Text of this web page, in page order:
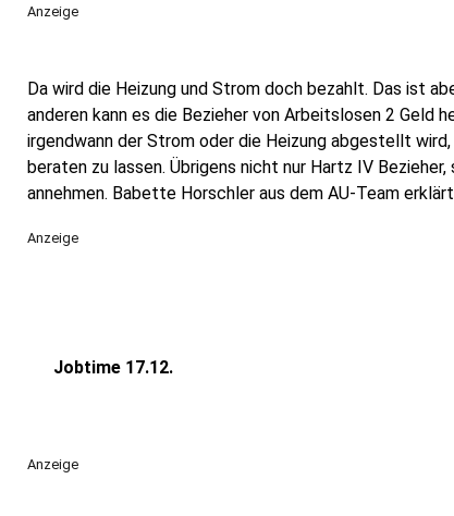
Anzeige
Da wird die Heizung und Strom doch bezahlt. Das ist
anderen kann es die Bezieher von Arbeitslosen 2 Geld
irgendwann der Strom oder die Heizung abgestellt
beraten zu lassen. Übrigens nicht nur Hartz IV
annehmen. Babette Horschler aus dem AU-Team
Anzeige
Jobtime 17.12.
Anzeige